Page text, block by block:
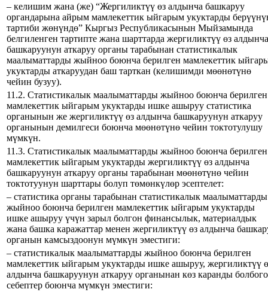
– келишим жана (же) “Жергиликтүү өз алдынча башкаруу
органдарына айрым мамлекеттик ыйгарым укуктарды
тартиби жөнүндө” Кыргыз Республикасынын Мыйзамында
белгиленген тартипте жана шарттарда жергиликтүү өз алдынча
башкаруунун аткаруу органы тарабынан статистикалык
маалыматтарды жыйноо боюнча берилген мамлекеттик
укуктарды аткаруудан баш тарткан (келишимди мөөнөтүнө
чейин бузуу).
11.2. Статистикалык маалыматтарды жыйноо боюнча берилген
мамлекеттик ыйгарым укуктарды ишке ашыруу статистика
органынын же жергиликтүү өз алдынча башкаруунун аткаруу
органынын демилгеси боюнча мөөнөтүнө чейин токтотулушу
мүмкүн.
11.3. Статистикалык маалыматтарды жыйноо боюнча берилген
мамлекеттик ыйгарым укуктарды жергиликтүү өз алдынча
башкаруунун аткаруу органы тарабынан мөөнөтүнө чейин
токтотуунун шарттары болуп төмөнкүлөр эсептелет:
– статистика органы тарабынан статистикалык маалыматтарды
жыйноо боюнча берилген мамлекеттик ыйгарым укуктарды
ишке ашыруу үчүн зарыл болгон финансылык, материалдык
жана башка каражаттар менен жергиликтүү өз алдынча
органын камсыздоонун мүмкүн эместиги:
– статистикалык маалыматтарды жыйноо боюнча берилген
мамлекеттик ыйгарым укуктарды ишке ашыруу, жергиликтүү
алдынча башкаруунун аткаруу органынан көз каранды
себептер боюнча мүмкүн эместиги: